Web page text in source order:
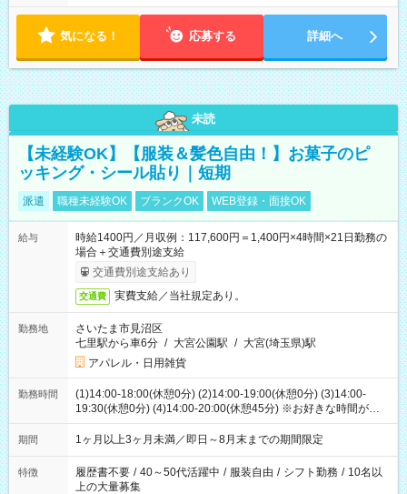
気になる！ 応募する 詳細へ
未読
【未経験OK】【服装＆髪色自由！】お菓子のピ
ッキング・シール貼り｜短期
派遣 職種未経験OK ブランクOK WEB登録・面接OK
給与
時給1400円／月収例：117,600円＝1,400円×4時間×21日勤務の
場合＋交通費別途支給
交通費別途支給あり
交通費 実費支給／当社規定あり。
勤務地
さいたま市見沼区
七里駅から車6分 / 大宮公園駅 / 大宮(埼玉県)駅
アパレル・日用雑貨
勤務時間
(1)14:00-18:00(休憩0分) (2)14:00-19:00(休憩0分) (3)14:00-
19:30(休憩0分) (4)14:00-20:00(休憩45分) ※お好きな時間が選べ
ます
期間 1ヶ月以上3ヶ月未満／即日～8月末までの期間限定
特徴 履歴書不要 / 40～50代活躍中 / 服装自由 / シフト勤務 / 10名以
上の大量募集